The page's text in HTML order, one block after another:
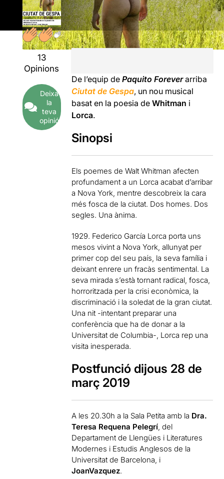
13
Opinions
Deixa
la
teva
opinió
De l’equip dePaquito Foreverarriba
Ciutat de Gespa, un nou musical
basat en la poesia deWhitman i
Lorca.
Sinopsi
Els poemes de Walt Whitman afecten
profundament a un Lorca acabat d’arribar
a Nova York, mentre descobreix la cara
més fosca de la ciutat. Dos homes. Dos
segles. Una ànima.
1929. Federico García Lorca porta uns
mesos vivint a Nova York, allunyat per
primer cop del seu país, la seva família i
deixant enrere un fracàs sentimental. La
seva mirada s’està tornant radical, fosca,
horroritzada per la crisi econòmica, la
discriminació i la soledat de la gran ciutat.
Una nit -intentant preparar una
conferència que ha de donar a la
Universitat de Columbia-, Lorca rep una
visita inesperada.
Postfunció dijous 28 de
març 2019
A les 20.30h a la Sala Petita amb la Dra.
Teresa Requena Pelegrí , del
Departament de Llengües i Literatures
Modernes i Estudis Anglesos de la
Universitat de Barcelona, i
JoanVazquez.